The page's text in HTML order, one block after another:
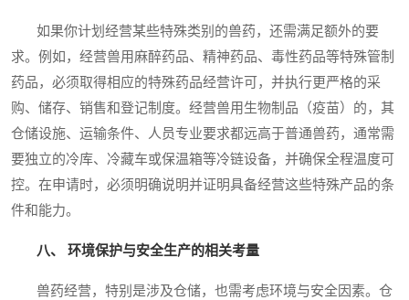
如果你计划经营某些特殊类别的兽药，还需满足额外的要
求。例如，经营兽用麻醉药品、精神药品、毒性药品等特殊管制
药品，必须取得相应的特殊药品经营许可，并执行更严格的采
购、储存、销售和登记制度。经营兽用生物制品（疫苗）的，其
仓储设施、运输条件、人员专业要求都远高于普通兽药，通常需
要独立的冷库、冷藏车或保温箱等冷链设备，并确保全程温度可
控。在申请时，必须明确说明并证明具备经营这些特殊产品的条
件和能力。
八、 环境保护与安全生产的相关考量
兽药经营，特别是涉及仓储，也需考虑环境与安全因素。仓